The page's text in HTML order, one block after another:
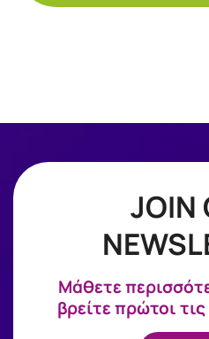
JOIN
Mάθετε
βρείτε πρώτοι